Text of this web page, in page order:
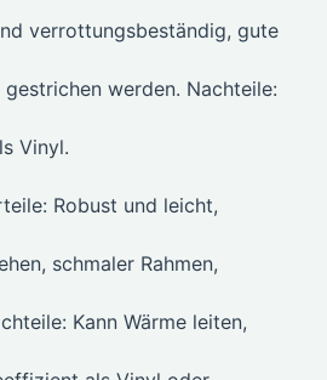
verrottungsbeständig, gute
gestrichen werden. Nachteile:
Vinyl.
Robust und leicht,
schmaler Rahmen,
Kann Wärme leiten,